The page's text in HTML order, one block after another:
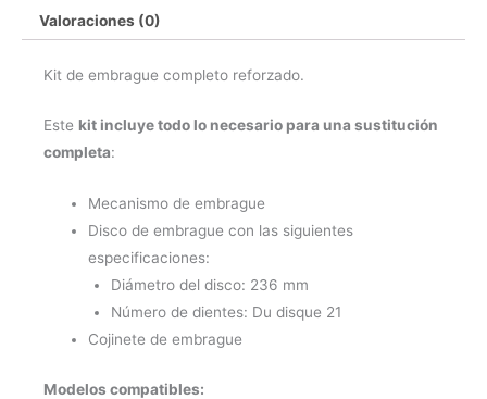
cantidad
Valoraciones (0)
Kit de embrague completo reforzado.
Este kit incluye todo lo necesario para una sustitución
completa:
Mecanismo de embrague
Disco de embrague con las siguientes
especificaciones:
Diámetro del disco: 236 mm
Número de dientes: Du disque 21
Cojinete de embrague
Modelos compatibles: